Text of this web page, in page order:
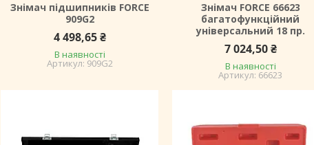
Знімач підшипників FORCE
909G2
4 498,65 ₴
В наявності
909G2
Знімач FORCE 66623
багатофункційний
універсальний 18 пр.
7 024,50 ₴
В наявності
66623